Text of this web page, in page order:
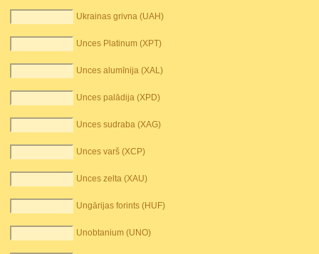
Ukrainas grivna (UAH)
Unces Platinum (XPT)
Unces alumīnija (XAL)
Unces palādija (XPD)
Unces sudraba (XAG)
Unces varš (XCP)
Unces zelta (XAU)
Ungārijas forints (HUF)
Unobtanium (UNO)